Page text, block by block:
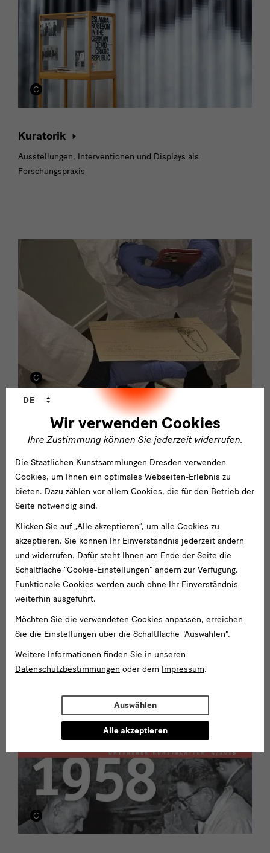
Kuratorik
Ausstellungen, Interventionen und Displays als
Forschungspraxis
Kunstbibliothek,
Publikationen
Fellowships
Fellowships
Dialoge und Perspektiven
SKD-Archiv & Kunstbibliothek
Recherchemöglichkeiten
Wir verwenden Cookies
Ihre Zustimmung können Sie jederzeit widerrufen.
Sprachwechsler
DE
Die Staatlichen Kunstsammlungen Dresden verwenden
Cookies, um Ihnen ein optimales Webseiten-Erlebnis zu
bieten. Dazu zählen vor allem Cookies, die für den Betrieb der
Seite notwendig sind.
Klicken Sie auf „Alle akzeptieren“, um alle Cookies zu
akzeptieren. Sie können Ihr Einverständnis jederzeit ändern
und widerrufen. Dafür steht Ihnen am Ende der Seite die
Schaltfläche "Cookie-Einstellungen" ändern zur Verfügung.
Funktionale Cookies werden auch ohne Ihr Einverständnis
weiterhin ausgeführt.
Möchten Sie die verwendeten Cookies anpassen, erreichen
Sie die Einstellungen über die Schaltfläche "Auswählen".
Weitere Informationen finden Sie in unseren
Datenschutzbestimmungen oder dem Impressum.
Auswählen
Alle akzeptieren